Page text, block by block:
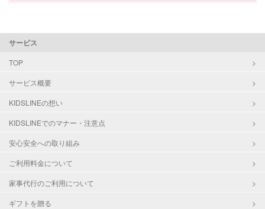
サービス
TOP
サービス概要
KIDSLINEの想い
KIDSLINEでのマナー・注意点
安心安全への取り組み
ご利用料金について
家事代行のご利用について
ギフトを贈る